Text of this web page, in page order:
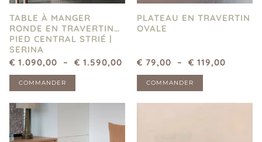
TABLE À MANGER
RONDE EN TRAVERTIN
PIED CENTRAL STRIÉ |
SERINA
€ 1.090,00 – € 1.590,00
COMMANDER
PLATEAU EN TRAVERTIN
OVALE
€ 79,00 – € 119,00
COMMANDER